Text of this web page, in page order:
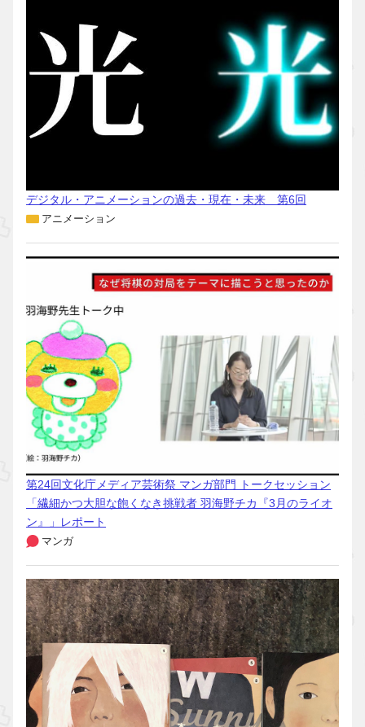
デジタル・アニメーションの過去・現在・未来 第6回
アニメーション
第24回文化庁メディア芸術祭 マンガ部門 トークセッション
「繊細かつ大胆な飽くなき挑戦者 羽海野チカ『3月のライオ
ン』」レポート
マンガ